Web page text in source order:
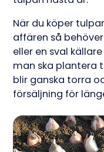
När du köper
affären så
eller en sval
man ska plantera
blir ganska torra
försäljning för